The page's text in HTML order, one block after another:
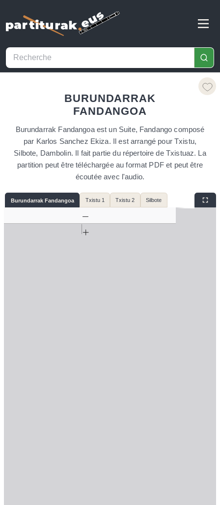
BURUNDARRAK
FANDANGOA
Burundarrak Fandangoa est un Suite, Fandango composé
par Karlos Sanchez Ekiza. Il est arrangé pour Txistu,
Silbote, Dambolin. Il fait partie du répertoire de Txistuaz. La
partition peut être téléchargée au format PDF et peut être
écoutée avec l'audio.
Burundarrak Fandangoa Txistu 1 Txistu 2 Silbote